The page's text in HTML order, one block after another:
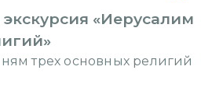
«Иерусалим
трех основных религий